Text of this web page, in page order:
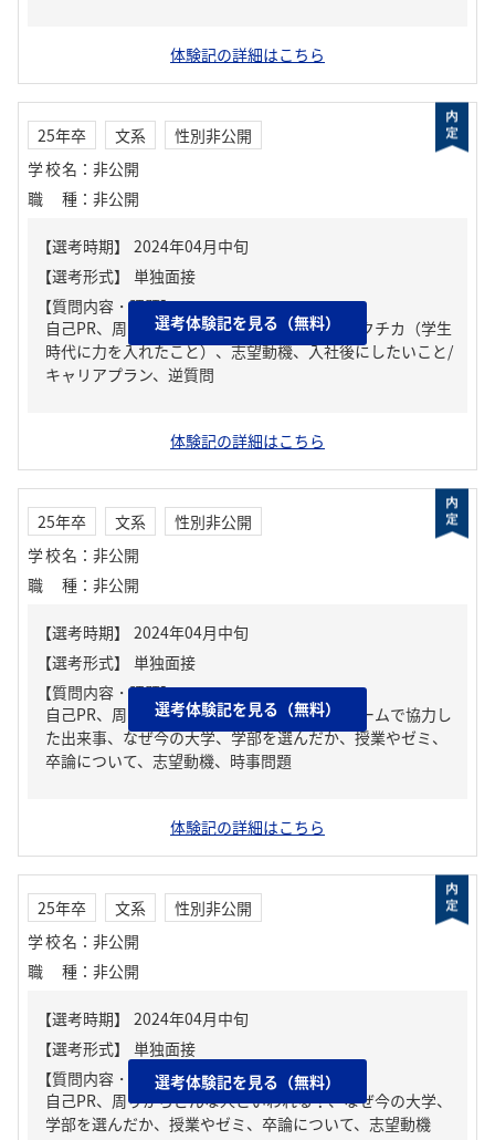
体験記の詳細はこちら
25年卒 文系
性別非公開
学校名 ： 非公開
職種 ： 非公開
【質問内容・課題】
自己PR、周りからどんな人といわれる？、ガクチカ（学生
時代に力を入れたこと）、志望動機、入社後にしたいこと/
キャリアプラン、逆質問
選考体験記を見る（無料）
体験記の詳細はこちら
25年卒 文系
性別非公開
学校名 ： 非公開
職種 ： 非公開
【質問内容・課題】
自己PR、周りからどんな人といわれる？、チームで協力し
た出来事、なぜ今の大学、学部を選んだか、授業やゼミ、
卒論について、志望動機、時事問題
選考体験記を見る（無料）
体験記の詳細はこちら
25年卒 文系
性別非公開
学校名 ： 非公開
職種 ： 非公開
【質問内容・課題】
自己PR、周りからどんな人といわれる？、なぜ今の大学、
学部を選んだか、授業やゼミ、卒論について、志望動機
選考体験記を見る（無料）